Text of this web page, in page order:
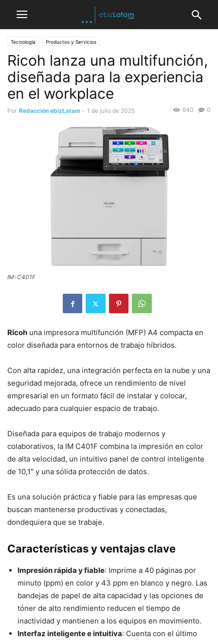
Tecnología Productos y Servicios
Ricoh lanza una multifunción,
diseñada para la experiencia
en el workplace
Por Redacción ebizLatam - 1 de julio de 2025 0
640
IM-C401F
Ricoh una impresora multifunción (MFP) A4 compacta en
color diseñada para entornos de trabajo híbridos.
Con alta rapidez, una integración perfecta en la nube y una
seguridad mejorada, ofrece un rendimiento de nivel
empresarial en un formato fácil de instalar y colocar,
adecuado para cualquier espacio de trabajo.
Diseñada para equipos de trabajo modernos y
colaborativos, la IM C401F combina la impresión en color
de alta velocidad, un intuitivo panel de control inteligente
de 10,1″ y una sólida protección de datos.
Es una solución práctica y fiable para las empresas que
buscan mantenerse productivas y conectadas,
dondequiera que se trabaje.
Características y ventajas clave
Impresión rápida y fiable: Imprime a 40 páginas por
minuto (ppm) en color y 43 ppm en blanco y negro. Las
bandejas de papel de alta capacidad y las opciones de
tóner de alto rendimiento reducen el tiempo de
inactividad y mantienen a los equipos en movimiento.
Interfaz inteligente e intuitiva: Cuenta con el último